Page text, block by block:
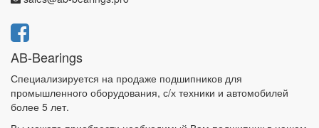
AB-Bearings
Специализируется на продаже подшипников для
промышленного оборудования, с/х техники и автомобилей
более 5 лет.